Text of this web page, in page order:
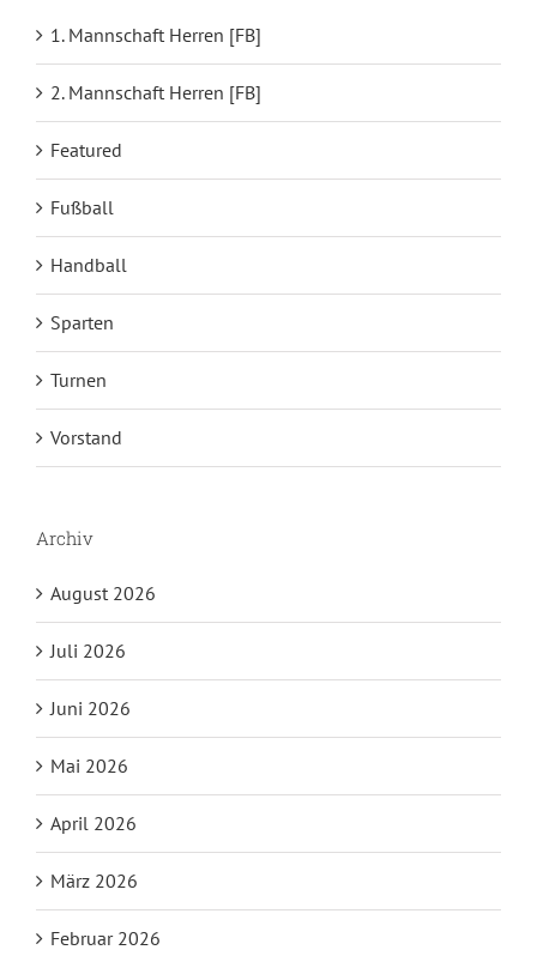
1. Mannschaft Herren [FB]
2. Mannschaft Herren [FB]
Featured
Fußball
Handball
Sparten
Turnen
Vorstand
Archiv
August 2026
Juli 2026
Juni 2026
Mai 2026
April 2026
März 2026
Februar 2026